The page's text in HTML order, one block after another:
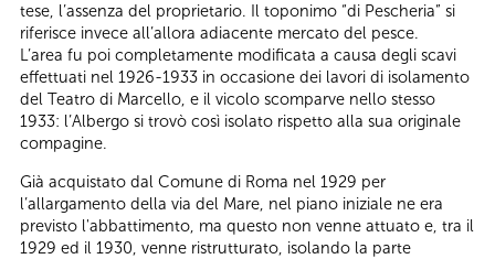
tese, l’assenza del proprietario. Il toponimo “di Pescheria” si
riferisce invece all’allora adiacente mercato del pesce.
L’area fu poi completamente modificata a causa degli scavi
effettuati nel 1926-1933 in occasione dei lavori di isolamento
del Teatro di Marcello, e il vicolo scomparve nello stesso
1933: l’Albergo si trovò così isolato rispetto alla sua originale
compagine.
Già acquistato dal Comune di Roma nel 1929 per
l’allargamento della via del Mare, nel piano iniziale ne era
previsto l'abbattimento, ma questo non venne attuato e, tra il
1929 ed il 1930, venne ristrutturato, isolando la parte